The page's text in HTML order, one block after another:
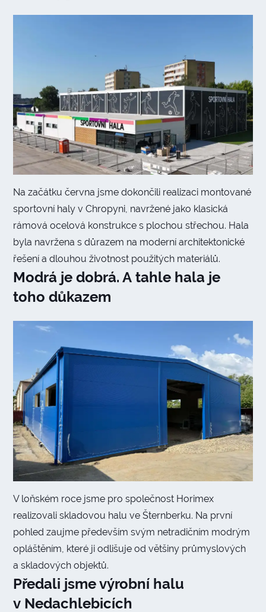
Na začátku června jsme dokončili realizaci montované
sportovní haly v Chropyni, navržené jako klasická
rámová ocelová konstrukce s plochou střechou. Hala
byla navržena s důrazem na moderní architektonické
řešení a dlouhou životnost použitých materiálů.
Modrá je dobrá. A tahle hala je
toho důkazem
V loňském roce jsme pro společnost Horimex
realizovali skladovou halu ve Šternberku. Na první
pohled zaujme především svým netradičním modrým
opláštěním, které ji odlišuje od většiny průmyslových
a skladových objektů.
Předali jsme výrobní halu
v Nedachlebicích